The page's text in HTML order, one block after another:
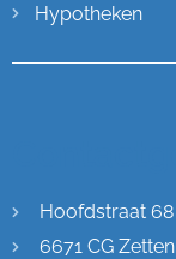
Hypotheken
Hoofdstraat 68
6671 CG Zetten